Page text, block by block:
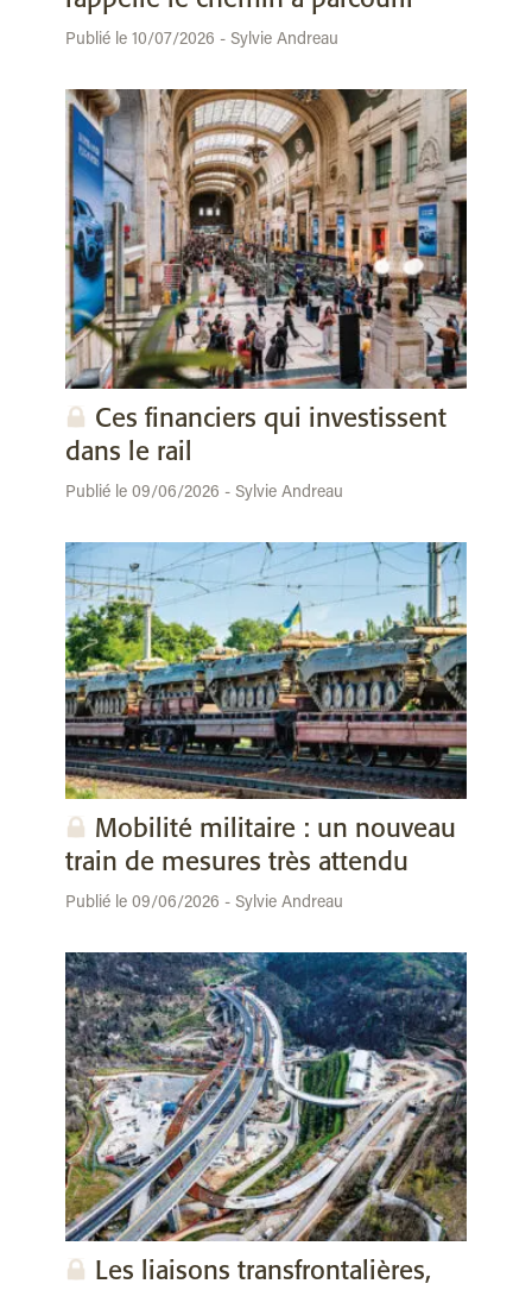
Publié le 10/07/2026 - Sylvie Andreau
Ces financiers qui investissent
dans le rail
Publié le 09/06/2026 - Sylvie Andreau
Mobilité militaire : un nouveau
train de mesures très attendu
Publié le 09/06/2026 - Sylvie Andreau
Les liaisons transfrontalières,